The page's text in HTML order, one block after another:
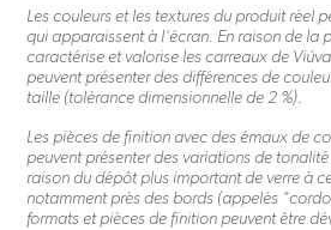
Les couleurs et les textures du produit réel
qui apparaissent à l'écran. En raison de la
caractérise et valorise les carreaux de
peuvent présenter des différences de
taille (tolérance dimensionnelle de 2 %).
Les pièces de finition avec des émaux de
peuvent présenter des variations de
raison du dépôt plus important de verre à
notamment près des bords (appelés
formats et pièces de finition peuvent être